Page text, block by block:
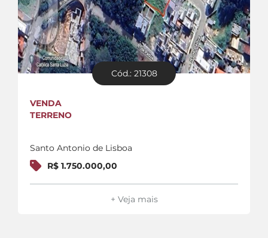
Cód.: 21308
VENDA
TERRENO
Santo Antonio de Lisboa
R$ 1.750.000,00
+ Veja mais